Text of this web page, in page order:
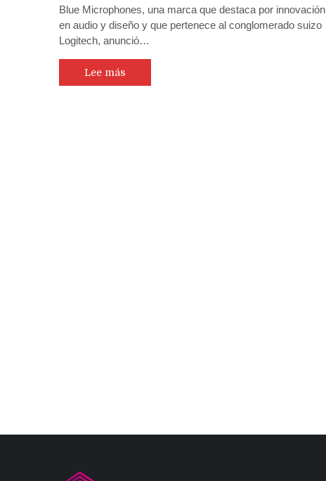
Blue Microphones, una marca que destaca por innovación
en audio y diseño y que pertenece al conglomerado suizo
Logitech, anunció…
Lee más